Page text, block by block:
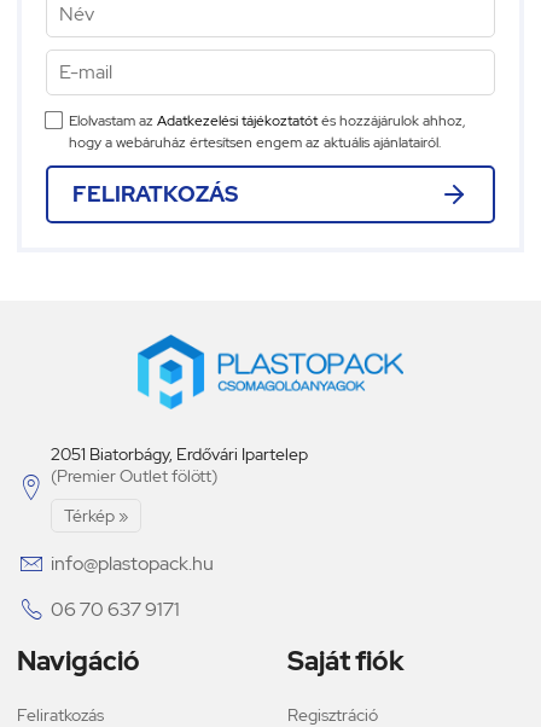
Elolvastam az Adatkezelési tájékoztatótés hozzájárulok ahhoz,
hogy a webáruház értesítsen engem az aktuális ajánlatairól.
FELIRATKOZÁS

2051 Biatorbágy, Erdővári Ipartelep
(Premier Outlet fölött)
Térkép »
 info@plastopack.hu
 06 70 637 9171
Navigáció
Feliratkozás
Saját fiók
Regisztráció